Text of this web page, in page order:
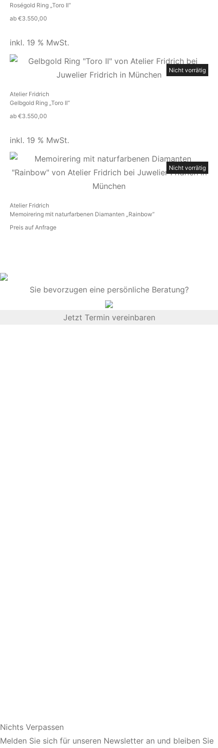
Roségold Ring „Toro II“
ab €3.550,00
inkl. 19 % MwSt.
Nicht vorrätig
Atelier Fridrich
Gelbgold Ring „Toro II“
ab €3.550,00
inkl. 19 % MwSt.
Nicht vorrätig
Atelier Fridrich
Memoirering mit naturfarbenen Diamanten „Rainbow“
Preis auf Anfrage
Sie bevorzugen eine persönliche Beratung?
Jetzt Termin vereinbaren
Sie bevorzugen eine persönliche Beratung?
Nichts Verpassen
Melden Sie sich für unseren Newsletter an und bleiben Sie